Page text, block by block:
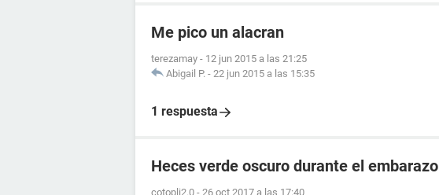
Me pico un alacran
terezamay - 12 jun 2015 a las 21:25
Abigail P. - 22 jun 2015 a las 15:35
1 respuesta
Heces verde oscuro durante el embarazo
cotopli2.0 - 26 oct 2017 a las 17:40